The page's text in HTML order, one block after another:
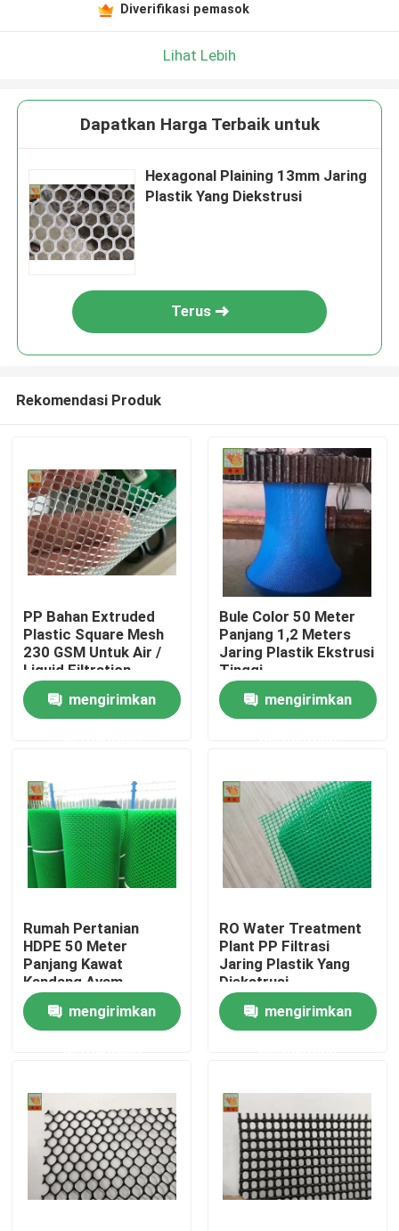
Rumah
Tentang kami
Tur Pabrik
Kontrol kualitas
Hubungi kami
Jaring Plastik Diekstrusi
jaring taman jala
Diverifikasi pemasok
Lihat Lebih
Dapatkan Harga Terbaik untuk
Hexagonal Plaining 13mm Jaring
Plastik Yang Diekstrusi
Terus
Rekomendasi Produk
PP Bahan Extruded
Plastic Square Mesh
230 GSM Untuk Air /
Liquid Filtration
mengirimkan
Bule Color 50 Meter
Panjang 1,2 Meters
Jaring Plastik Ekstrusi
Tinggi
mengirimkan
Rumah Pertanian
HDPE 50 Meter
Panjang Kawat
Kandang Ayam
mengirimkan
RO Water Treatment
Plant PP Filtrasi
Jaring Plastik Yang
Diekstrusi
mengirimkan